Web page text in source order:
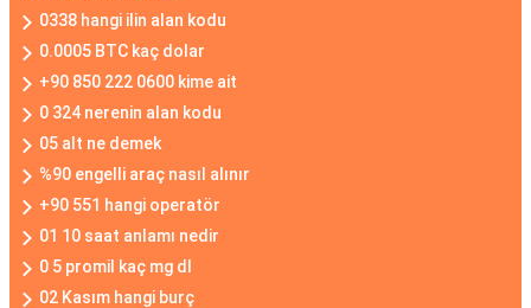
0338 hangi ilin alan kodu
0.0005 BTC kaç dolar
+90 850 222 0600 kime ait
0 324 nerenin alan kodu
05 alt ne demek
%90 engelli araç nasıl alınır
+90 551 hangi operatör
01 10 saat anlamı nedir
0 5 promil kaç mg dl
02 Kasım hangi burç